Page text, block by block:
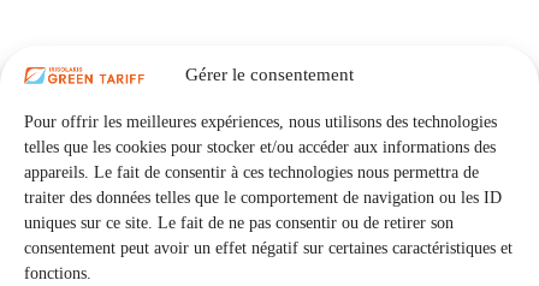
Gérer le consentement
Pour offrir les meilleures expériences, nous utilisons des technologies
telles que les cookies pour stocker et/ou accéder aux informations des
appareils. Le fait de consentir à ces technologies nous permettra de
traiter des données telles que le comportement de navigation ou les ID
uniques sur ce site. Le fait de ne pas consentir ou de retirer son
consentement peut avoir un effet négatif sur certaines caractéristiques et
fonctions.